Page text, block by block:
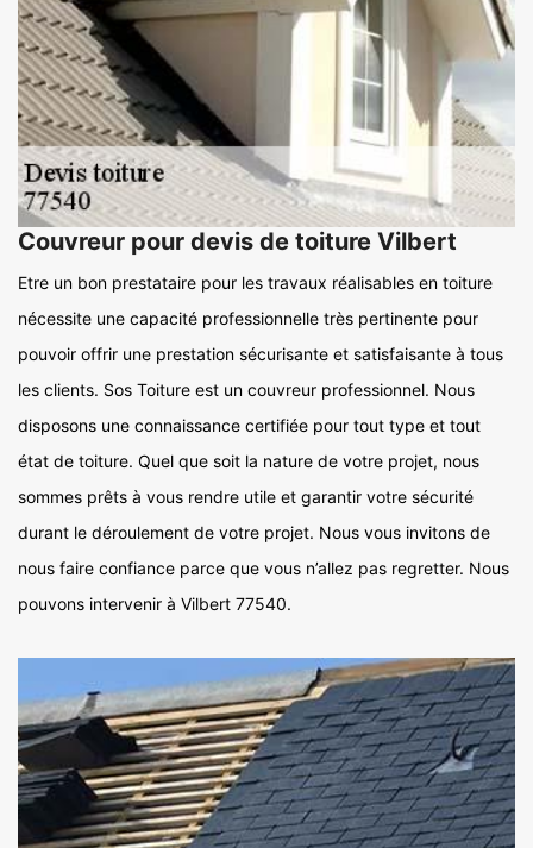
Couvreur pour devis de toiture Vilbert
Etre un bon prestataire pour les travaux réalisables en toiture
nécessite une capacité professionnelle très pertinente pour
pouvoir offrir une prestation sécurisante et satisfaisante à tous
les clients. Sos Toiture est un couvreur professionnel. Nous
disposons une connaissance certifiée pour tout type et tout
état de toiture. Quel que soit la nature de votre projet, nous
sommes prêts à vous rendre utile et garantir votre sécurité
durant le déroulement de votre projet. Nous vous invitons de
nous faire confiance parce que vous n’allez pas regretter. Nous
pouvons intervenir à Vilbert 77540.